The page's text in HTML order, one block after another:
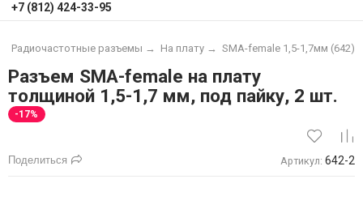
+7 (812) 424-33-95
Радиочастотные разъемы → На плату → SMA-female 1,5-1,7мм (642)
Разъем SМА-female на плату
толщиной 1,5-1,7 мм, под пайку, 2 шт.
-17%
Поделиться Артикул: 642-2